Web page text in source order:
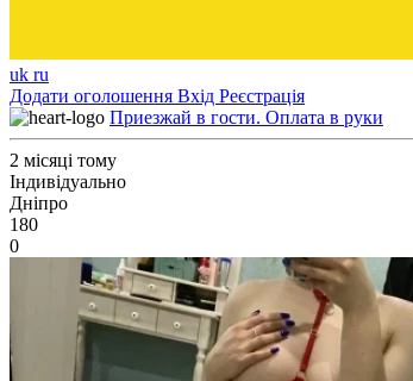
uk ru
Додати оголошення Вхід Реєстрація
Приезжай в гости. Оплата в руки
2 місяці тому
Індивідуально
Дніпро
180
0